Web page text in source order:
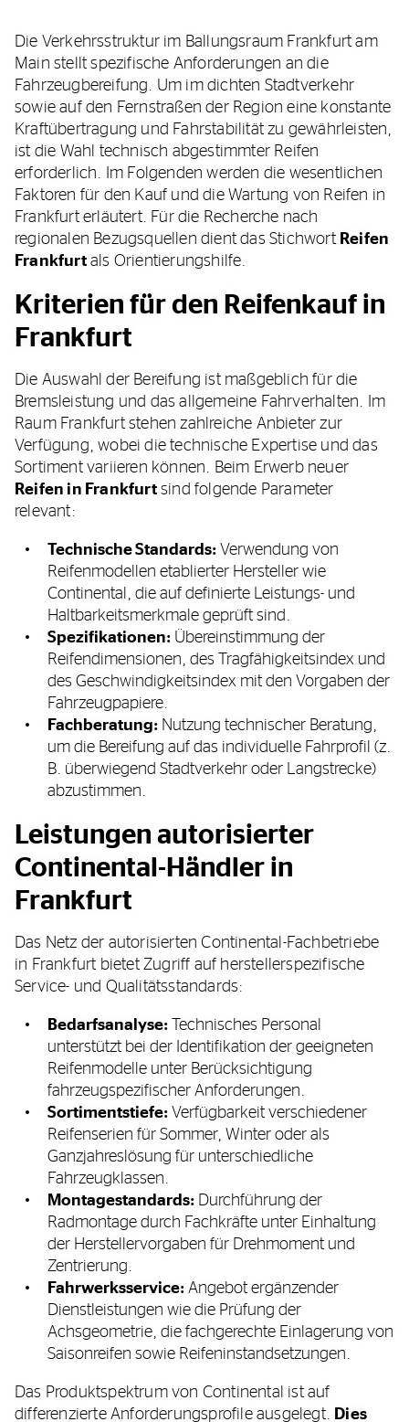
Die Verkehrsstruktur im Ballungsraum Frankfurt am
Main stellt spezifische Anforderungen an die
Fahrzeugbereifung. Um im dichten Stadtverkehr
sowie auf den Fernstraßen der Region eine konstante
Kraftübertragung und Fahrstabilität zu gewährleisten,
ist die Wahl technisch abgestimmter Reifen
erforderlich. Im Folgenden werden die wesentlichen
Faktoren für den Kauf und die Wartung von Reifen in
Frankfurt erläutert. Für die Recherche nach
regionalen Bezugsquellen dient das Stichwort Reifen
Frankfurtals Orientierungshilfe.
Kriterien für den Reifenkauf in
Frankfurt
Die Auswahl der Bereifung ist maßgeblich für die
Bremsleistung und das allgemeine Fahrverhalten. Im
Raum Frankfurt stehen zahlreiche Anbieter zur
Verfügung, wobei die technische Expertise und das
Sortiment variieren können. Beim Erwerb neuer
Reifen in Frankfurtsind folgende Parameter
relevant:
Technische Standards: Verwendung von
Reifenmodellen etablierter Hersteller wie
Continental, die auf definierte Leistungs- und
Haltbarkeitsmerkmale geprüft sind.
Spezifikationen: Übereinstimmung der
Reifendimensionen, des Tragfähigkeitsindex und
des Geschwindigkeitsindex mit den Vorgaben der
Fahrzeugpapiere.
Fachberatung: Nutzung technischer Beratung,
um die Bereifung auf das individuelle Fahrprofil (z.
B. überwiegend Stadtverkehr oder Langstrecke)
abzustimmen.
Leistungen autorisierter
Continental-Händler in
Frankfurt
Das Netz der autorisierten Continental-Fachbetriebe
in Frankfurt bietet Zugriff auf herstellerspezifische
Service- und Qualitätsstandards:
Bedarfsanalyse: Technisches Personal
unterstützt bei der Identifikation der geeigneten
Reifenmodelle unter Berücksichtigung
fahrzeugspezifischer Anforderungen.
Sortimentstiefe: Verfügbarkeit verschiedener
Reifenserien für Sommer, Winter oder als
Ganzjahreslösung für unterschiedliche
Fahrzeugklassen.
Montagestandards: Durchführung der
Radmontage durch Fachkräfte unter Einhaltung
der Herstellervorgaben für Drehmoment und
Zentrierung.
Fahrwerksservice: Angebot ergänzender
Dienstleistungen wie die Prüfung der
Achsgeometrie, die fachgerechte Einlagerung von
Saisonreifen sowie Reifeninstandsetzungen.
Das Produktspektrum von Continental ist auf
differenzierte Anforderungsprofile ausgelegt. Dies